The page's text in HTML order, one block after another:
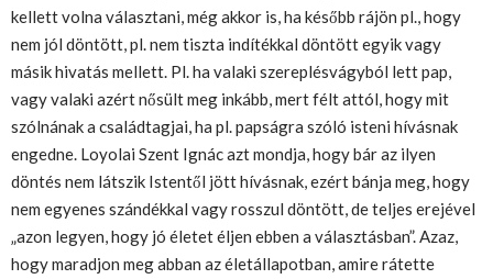
kellett volna választani, még akkor is, ha később rájön pl., hogy
nem jól döntött, pl. nem tiszta indítékkal döntött egyik vagy
másik hivatás mellett. Pl. ha valaki szereplésvágyból lett pap,
vagy valaki azért nősült meg inkább, mert félt attól, hogy mit
szólnának a családtagjai, ha pl. papságra szóló isteni hívásnak
engedne. Loyolai Szent Ignác azt mondja, hogy bár az ilyen
döntés nem látszik Istentől jött hívásnak, ezért bánja meg, hogy
nem egyenes szándékkal vagy rosszul döntött, de teljes erejével
„azon legyen, hogy jó életet éljen ebben a választásban”. Azaz,
hogy maradjon meg abban az életállapotban, amire rátette